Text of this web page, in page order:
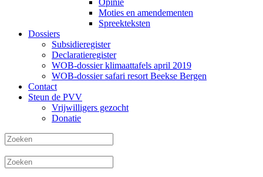
Opinie
Moties en amendementen
Spreekteksten
Dossiers
Subsidieregister
Declaratieregister
WOB-dossier klimaattafels april 2019
WOB-dossier safari resort Beekse Bergen
Contact
Steun de PVV
Vrijwilligers gezocht
Donatie